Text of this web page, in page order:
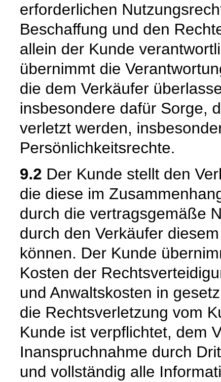
erforderlichen
Beschaffung und den
allein der Kunde
übernimmt die
die dem Verkäufer
insbesondere dafür Sorge,
verletzt werden,
Persönlichkeitsrechte.
9.2 Der Kunde stellt den
die diese im
durch die vertragsgemäße
durch den Verkäufer
können. Der Kunde
Kosten der
und Anwaltskosten in
die Rechtsverletzung vom
Kunde ist verpflichtet, dem
Inanspruchnahme durch
und vollständig alle